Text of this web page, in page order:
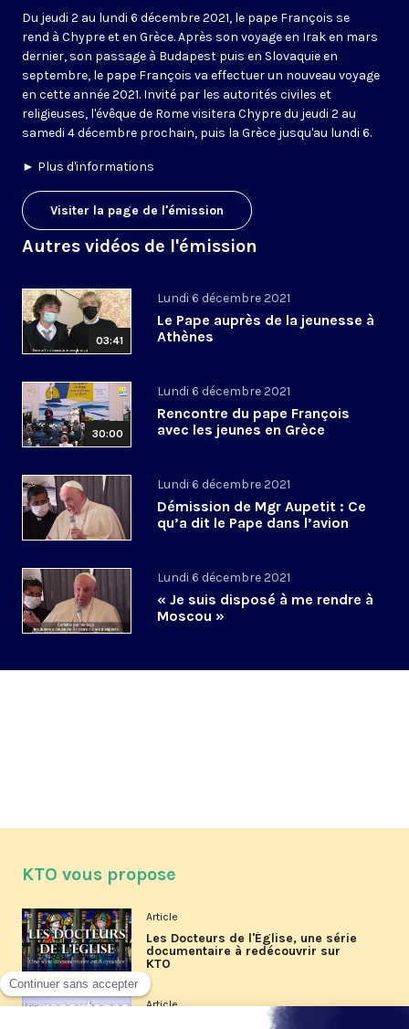
Du jeudi 2 au lundi 6 décembre 2021, le pape François se
rend à Chypre et en Grèce. Après son voyage en Irak en mars
dernier, son passage à Budapest puis en Slovaquie en
septembre, le pape François va effectuer un nouveau voyage
en cette année 2021. Invité par les autorités civiles et
religieuses, l'évêque de Rome visitera Chypre du jeudi 2 au
samedi 4 décembre prochain, puis la Grèce jusqu'au lundi 6.
► Plus d'informations
Visiter la page de l'émission
Autres vidéos de l'émission
03:41
Lundi 6 décembre 2021
Le Pape auprès de la jeunesse à
Athènes
30:00
Lundi 6 décembre 2021
Rencontre du pape François
avec les jeunes en Grèce
Lundi 6 décembre 2021
Démission de Mgr Aupetit : Ce
qu’a dit le Pape dans l’avion
Lundi 6 décembre 2021
« Je suis disposé à me rendre à
Moscou »
KTO vous propose
Article
Les Docteurs de l'Église, une série
documentaire à redécouvrir sur
KTO
Article
Les reportages d'été 2026 de KTO